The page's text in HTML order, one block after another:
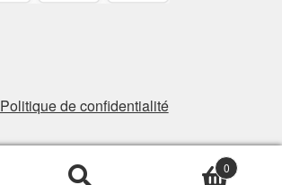
Politique de confidentialité
0